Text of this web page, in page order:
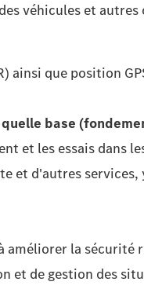
véhicules et autres
que position
base
et les essais dans
d'autres
la
et de gestion des